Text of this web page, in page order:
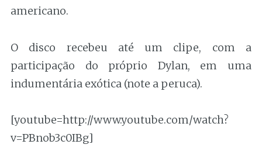
americano.
O disco recebeu até um clipe, com a
participação do próprio Dylan, em uma
indumentária exótica (note a peruca).
[youtube=http://www.youtube.com/watch?
v=PBnob3c0IBg]